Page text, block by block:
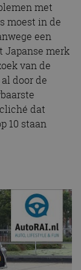
met
moest in de
een
Japanse merk
van de
door de
dat
10 staan